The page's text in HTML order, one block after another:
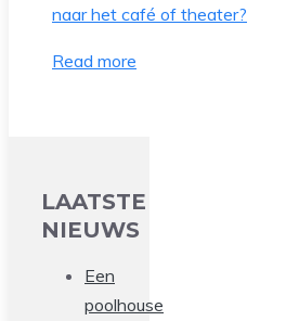
Read more
LAATSTE
NIEUWS
Een
poolhouse